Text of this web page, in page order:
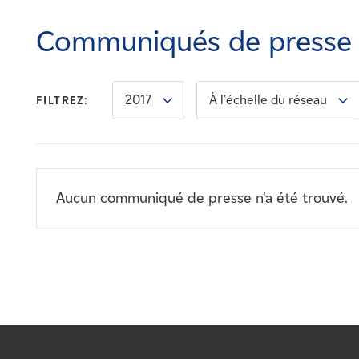
Nouvelles
Contactez-nous
Communiqués de presse
FILTREZ: 2017 À l'échelle du réseau
Aucun communiqué de presse n'a été trouvé.